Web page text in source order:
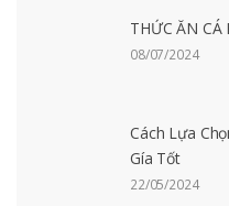
THỨC ĂN CÁ
08/07/2024
Cách Lựa
Gía Tốt
22/05/2024